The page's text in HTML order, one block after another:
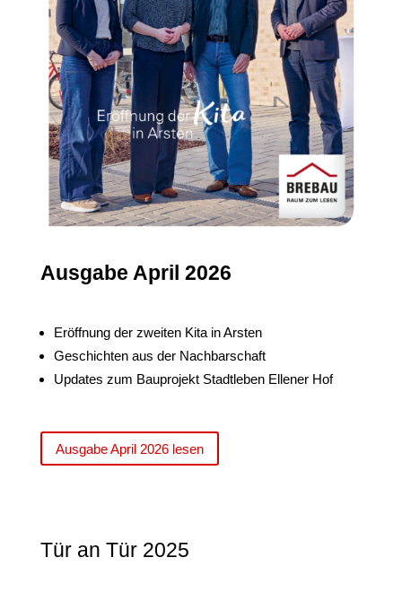
Ausgabe April 2026
Eröffnung der zweiten Kita in Arsten
Geschichten aus der Nachbarschaft
Updates zum Bauprojekt Stadtleben Ellener Hof
Ausgabe April 2026 lesen
Tür an Tür 2025